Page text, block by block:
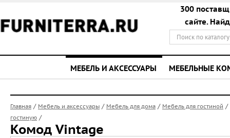
300
сайте.
МЕБЕЛЬ И АКСЕССУАРЫ МЕБЕЛЬНЫЕ
Главная / Мебель и аксессуары / Мебель для дома / Мебель для гостиной /
гостиную /
Комод Vintage